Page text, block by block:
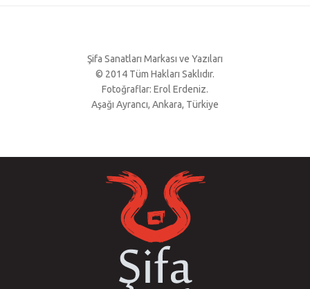
Şifa Sanatları Markası ve Yazıları
© 2014 Tüm Hakları Saklıdır.
Fotoğraflar: Erol Erdeniz.
Aşağı Ayrancı, Ankara, Türkiye